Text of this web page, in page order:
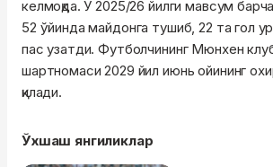
келмоқда. У 2025/26 йилги мавсум
52 ўйинда майдонга тушиб, 22 та гол
пас узатди. Футболчининг Мюнхен
шартномаси 2029 йил июнь ойининг
қилади.
Ўхшаш янгиликлар